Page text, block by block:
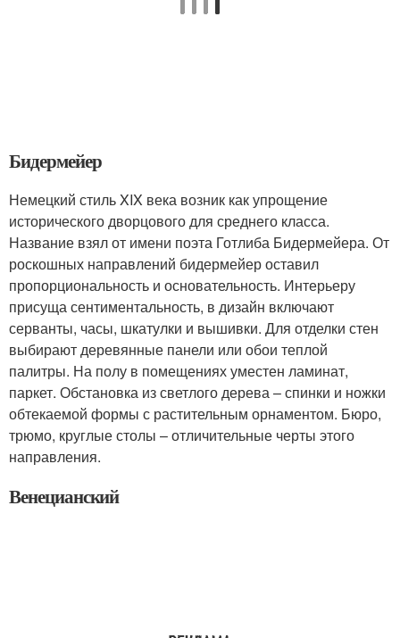
Бидермейер
Немецкий стиль XIX века возник как упрощение
исторического дворцового для среднего класса.
Название взял от имени поэта Готлиба Бидермейера. От
роскошных направлений бидермейер оставил
пропорциональность и основательность. Интерьеру
присуща сентиментальность, в дизайн включают
серванты, часы, шкатулки и вышивки. Для отделки стен
выбирают деревянные панели или обои теплой
палитры. На полу в помещениях уместен ламинат,
паркет. Обстановка из светлого дерева – спинки и ножки
обтекаемой формы с растительным орнаментом. Бюро,
трюмо, круглые столы – отличительные черты этого
направления.
Венецианский